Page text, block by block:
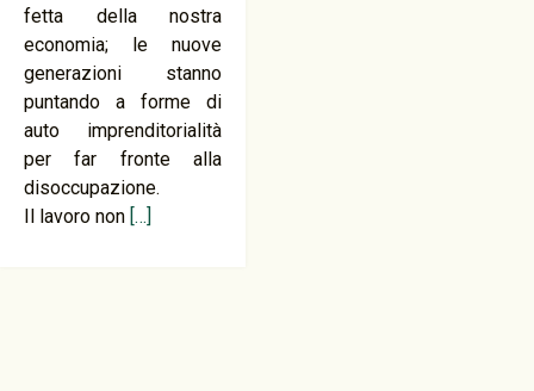
fetta della nostra
economia; le nuove
generazioni stanno
puntando a forme di
auto imprenditorialità
per far fronte alla
disoccupazione.
Il lavoro non […]